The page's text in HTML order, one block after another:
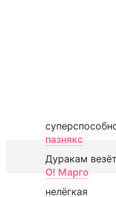
пазнякс
Дуракам везёт
О! Марго
нелёгкая